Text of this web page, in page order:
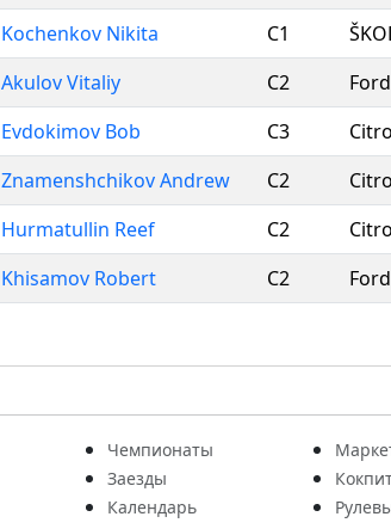
Kochenkov Nikita C1
Akulov Vitaliy C2
Evdokimov Bob C3
Znamenshchikov Andrew C2
Hurmatullin Reef C2
Khisamov Robert C2
Чемпионаты
Заезды
Календарь